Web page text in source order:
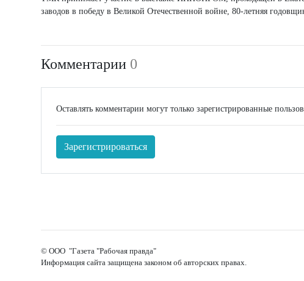
заводов в победу в Великой Отечественной войне, 80-летняя
Комментарии 0
Оставлять комментарии могут только зарегистрированные
Зарегистрироваться
© ООО "Газета "Рабочая правда"
Информация сайта защищена законом об авторских правах.